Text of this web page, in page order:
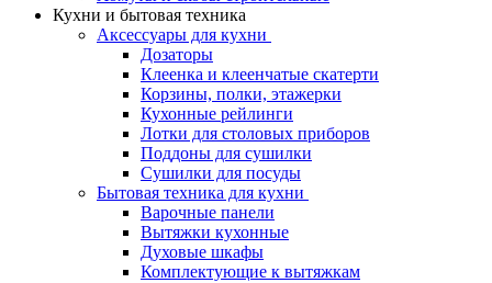
Кухни и бытовая техника
Аксессуары для кухни
Дозаторы
Клеенка и клеенчатые скатерти
Корзины, полки, этажерки
Кухонные рейлинги
Лотки для столовых приборов
Поддоны для сушилки
Сушилки для посуды
Бытовая техника для кухни
Варочные панели
Вытяжки кухонные
Духовые шкафы
Комплектующие к вытяжкам